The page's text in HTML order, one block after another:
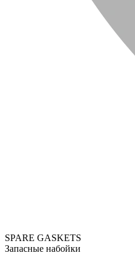
SPARE GASKETS
Запасные набойки